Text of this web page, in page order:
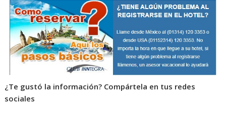
¿Te gustó la información? Compártela en tus redes
sociales